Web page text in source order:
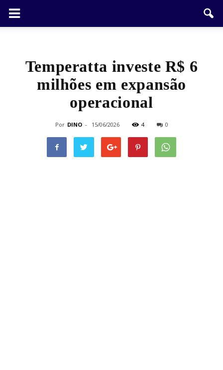
Temperatta investe R$ 6
milhões em expansão
operacional
Por DINO - 15/06/2026 4 0